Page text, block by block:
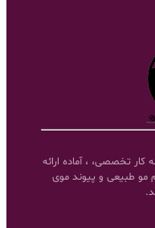
با 18 سال سابقه کار تخصصی، ، آماده ارائه
مو طبیعی و پیوند موی